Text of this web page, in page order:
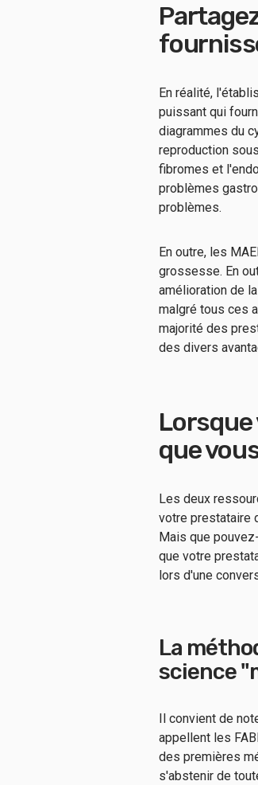
En réalité,
puissant qui
diagrammes du
reproduction
fibromes et
problèmes
problèmes.
En outre, les
grossesse. En
amélioration de
malgré tous ces
majorité des
des divers
Lorsque
que
Les deux
votre prestataire
Mais que
que votre
lors d'une
La
science
Il convient de
appellent les
des premières
s'abstenir de